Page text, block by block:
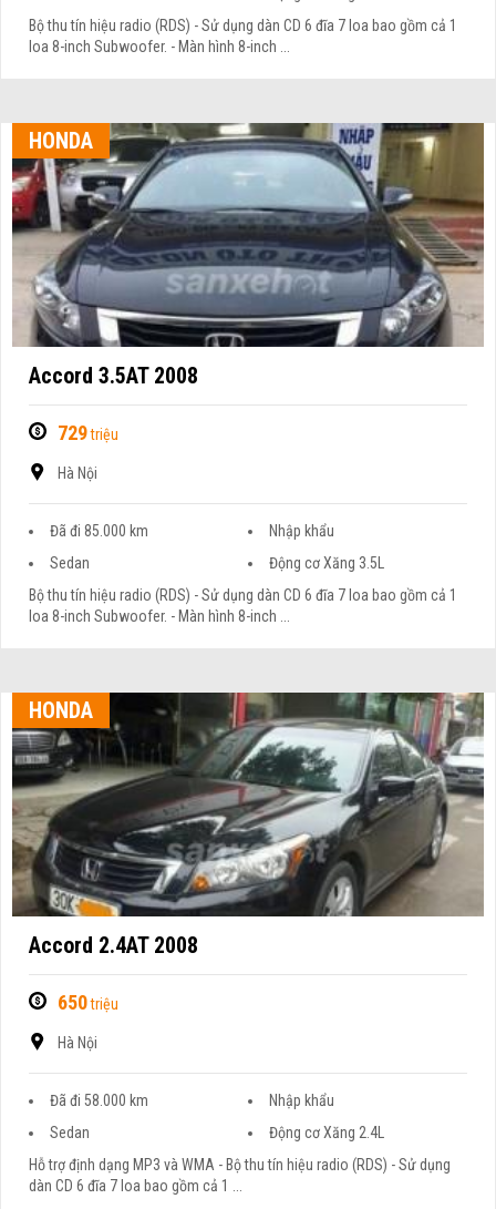
Bộ thu tín hiệu radio (RDS) - Sử dụng dàn CD 6 đĩa 7 loa bao gồm cả 1
loa 8-inch Subwoofer. - Màn hình 8-inch ...
HONDA
Accord 3.5AT 2008
729triệu
Hà Nội
Đã đi 85.000 km
Nhập khẩu
Sedan
Động cơ Xăng 3.5L
Bộ thu tín hiệu radio (RDS) - Sử dụng dàn CD 6 đĩa 7 loa bao gồm cả 1
loa 8-inch Subwoofer. - Màn hình 8-inch ...
HONDA
Accord 2.4AT 2008
650triệu
Hà Nội
Đã đi 58.000 km
Nhập khẩu
Sedan
Động cơ Xăng 2.4L
Hỗ trợ định dạng MP3 và WMA - Bộ thu tín hiệu radio (RDS) - Sử dụng
dàn CD 6 đĩa 7 loa bao gồm cả 1 ...